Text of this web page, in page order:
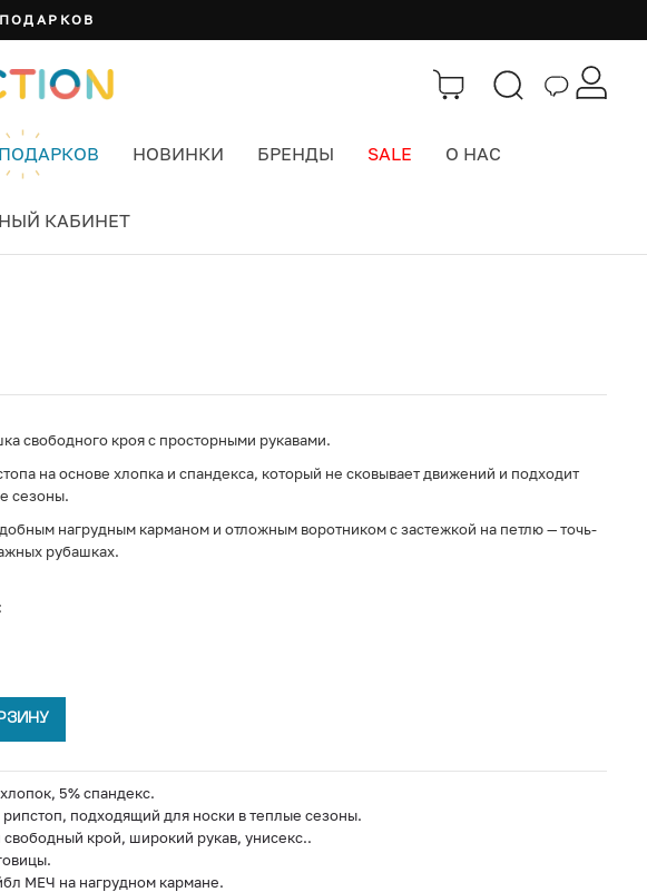
НОВИНКИ БРЕНДЫ SALE О НАС
КАБИНЕТ
свободного кроя с просторными рукавами.
на основе хлопка и спандекса, который не сковывает движений и подходит
сезоны.
нагрудным карманом и отложным воротником с застежкой на петлю — точь-
рубашках.
5% спандекс.
подходящий для носки в теплые сезоны.
крой, широкий рукав, унисекс..
МЕЧ на нагрудном кармане.